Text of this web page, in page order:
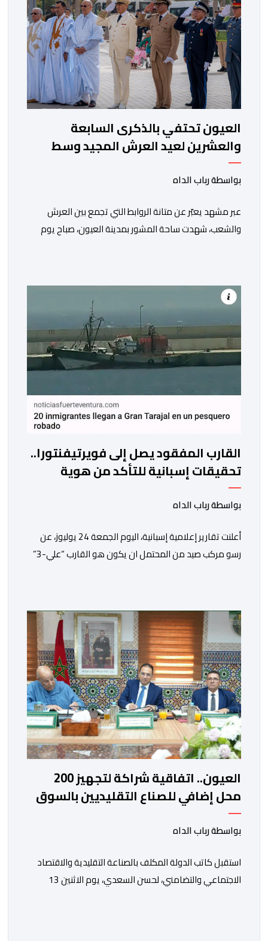
العيون تحتفي بالذكرى السابعة
والعشرين لعيد العرش المجيد وسط
أجواء وطنية مهيبة
بواسطة رباب الداه
عبر مشهد يعبّر عن متانة الروابط التي تجمع بين العرش
والشعب، شهدت ساحة المشور بمدينة العيون، صباح يوم
محمد السادس نصره الله وأيده عرش أسلافه الميامين،
وذلك في أجواء وطنية مهيبة، جسدت مشاعر الوفاء
والإخلاص للعرش العلوي المجيد، والتمسك […]
القارب المفقود يصل إلى فويرتيفنتورا..
تحقيقات إسبانية للتأكد من هوية
المركب المختفي من العيون
بواسطة رباب الداه
أعلنت تقارير إعلامية إسبانية، اليوم الجمعة 24 يوليوز، عن
رسو مركب صيد من المحتمل ان يكون هو القارب “علي-3”
متنه ما يقارب 20 مهاجرا في وضعية غير قانونية.وحسب ما
أوردته وكالة “إيفي” الإسبانية للأنباء، نقلا عن […]
العيون.. اتفاقية شراكة لتجهيز 200
محل إضافي للصناع التقليديين بالسوق
النموذجي الكبير
بواسطة رباب الداه
استقبل كاتب الدولة المكلف بالصناعة التقليدية والاقتصاد
الاجتماعي والتضامني، لحسن السعدي، يوم الاثنين 13